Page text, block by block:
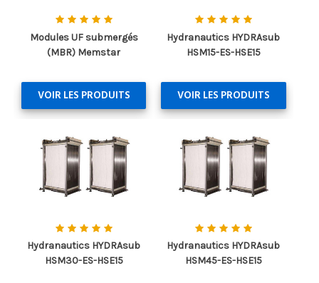
Modules UF submergés
(MBR) Memstar
VOIR LES PRODUITS
Hydranautics HYDRAsub
HSM15-ES-HSE15
VOIR LES PRODUITS
Hydranautics HYDRAsub
HSM30-ES-HSE15
Hydranautics HYDRAsub
HSM45-ES-HSE15